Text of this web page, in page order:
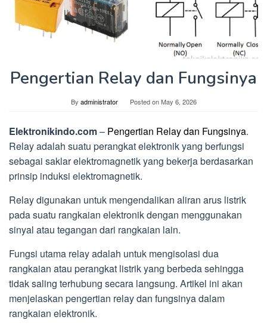
Pengertian Relay dan Fungsinya
By administrator Posted onMay 6, 2026
Elektronikindo.com– Pengertian Relay dan Fungsinya.
Relay adalah suatu perangkat elektronik yang berfungsi
sebagai saklar elektromagnetik yang bekerja berdasarkan
prinsip induksi elektromagnetik.
Relay digunakan untuk mengendalikan aliran arus listrik
pada suatu rangkaian elektronik dengan menggunakan
sinyal atau tegangan dari rangkaian lain.
Fungsi utama relay adalah untuk mengisolasi dua
rangkaian atau perangkat listrik yang berbeda sehingga
tidak saling terhubung secara langsung. Artikel ini akan
menjelaskan pengertian relay dan fungsinya dalam
rangkaian elektronik.